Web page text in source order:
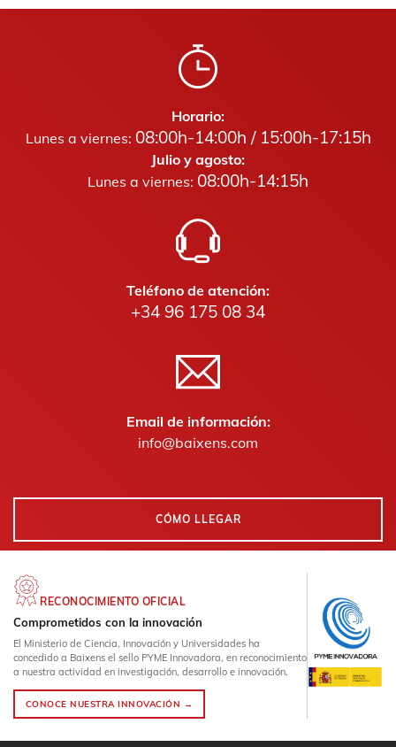
Horario:
Lunes a viernes: 08:00h-14:00h / 15:00h-17:15h
Julio y agosto:
Lunes a viernes: 08:00h-14:15h
Teléfono de atención:
+34 96 175 08 34
Email de información:
info@baixens.com
CÓMO LLEGAR
RECONOCIMIENTO OFICIAL
Comprometidos con la innovación
El Ministerio de Ciencia, Innovación y Universidades ha
concedido a Baixens el sello PYME Innovadora, en reconocimiento
a nuestra actividad en investigación, desarrollo e innovación.
CONOCE NUESTRA INNOVACIÓN →